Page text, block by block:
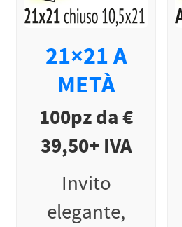
21×21 A
METÀ
100pz da €
39,50+ IVA
Invito
elegante,